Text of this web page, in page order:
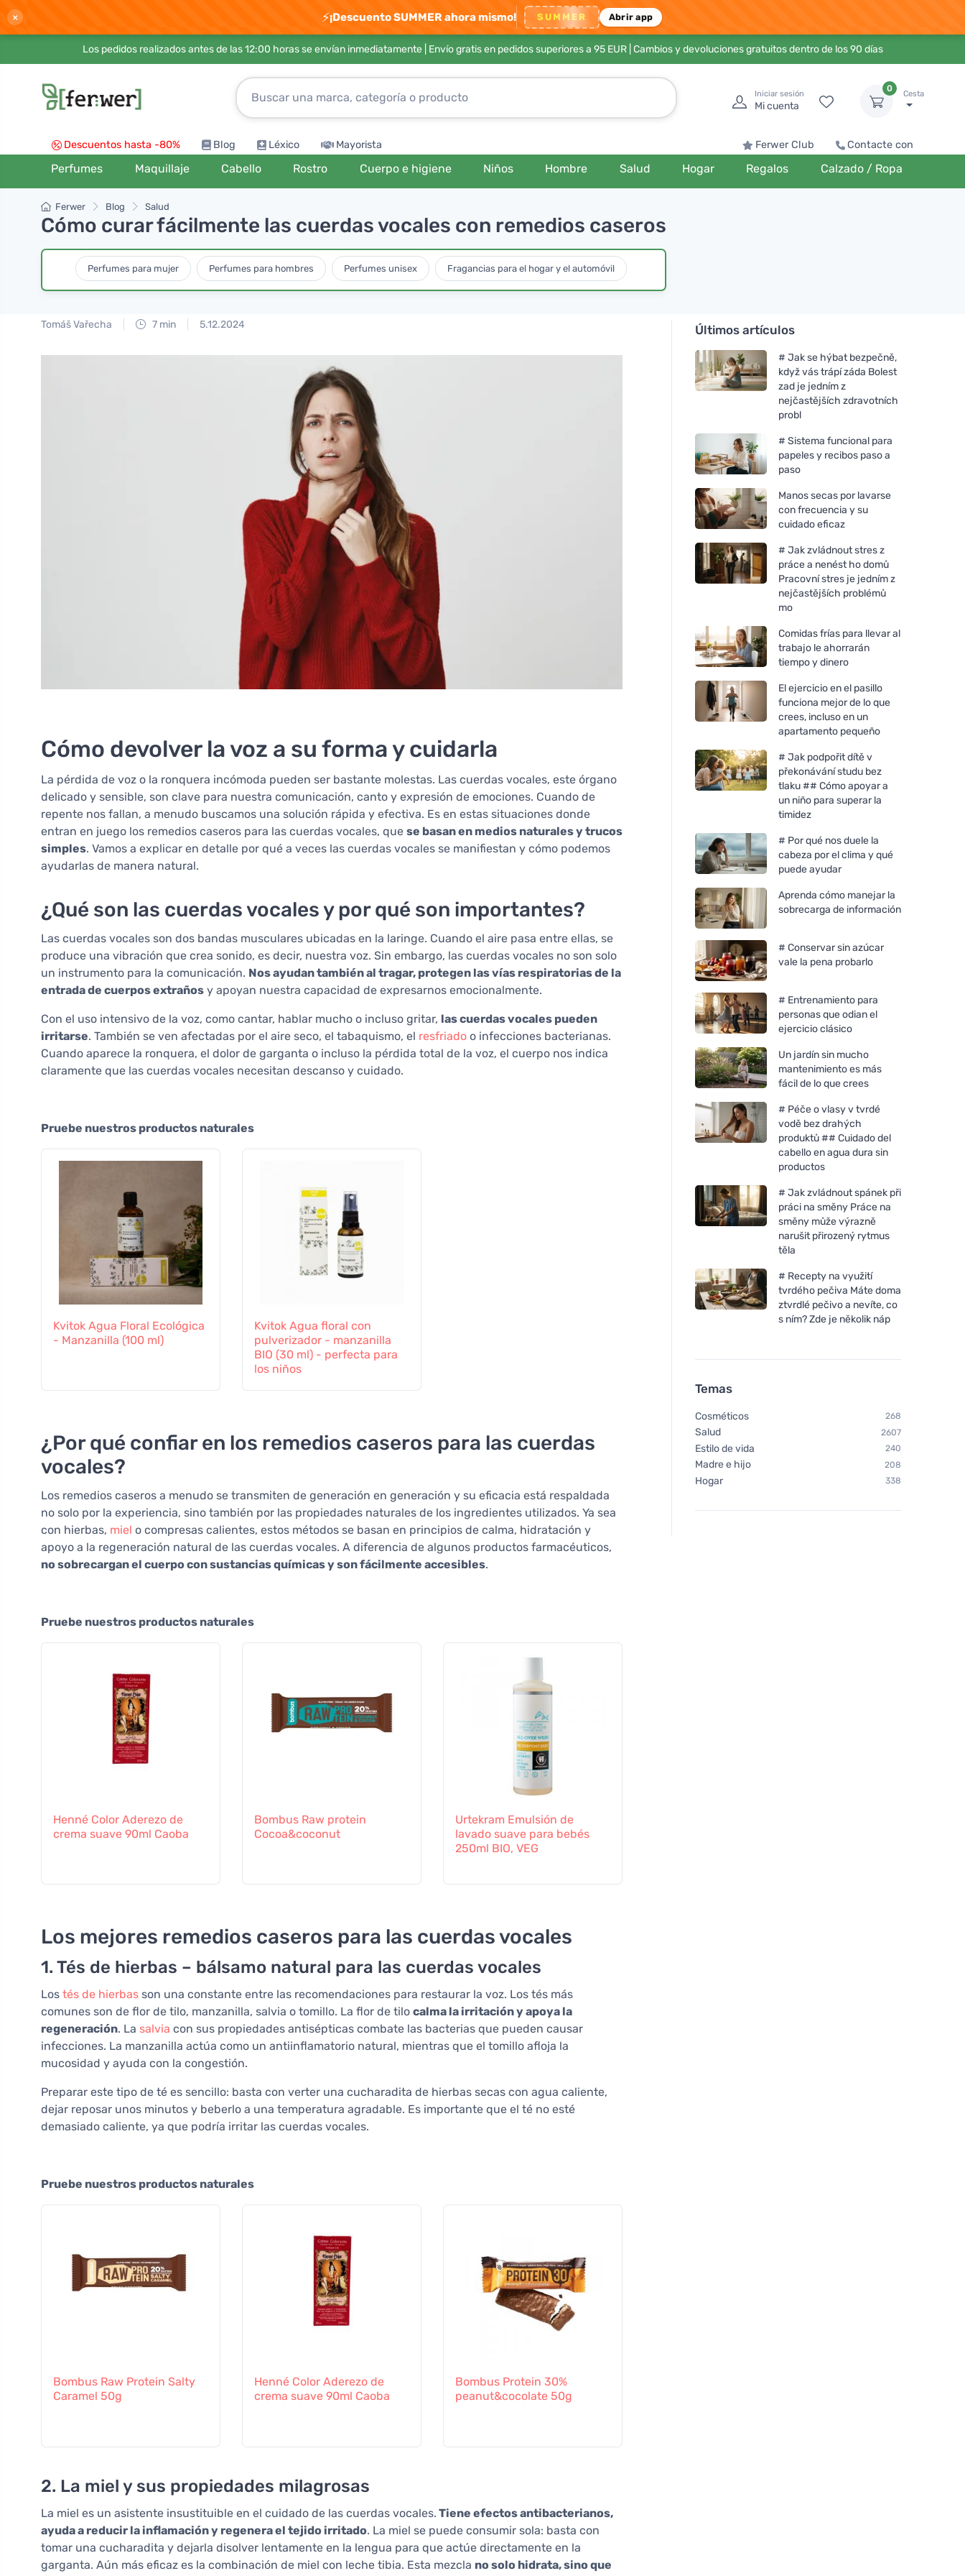
× ⚡¡Descuento SUMMER ahora mismo! SUMMER Abrir app
Los pedidos realizados antes de las 12:00 horas se envían inmediatamente | Envío gratis en pedidos superiores a 95 EUR| Cambios y devoluciones gratuitos dentro de los 90 días
Iniciar sesión
Mi cuenta
0
Cesta
Descuentos hasta -80% Blog Léxico Mayorista Ferwer Club Contacte con
Perfumes Maquillaje Cabello Rostro Cuerpo e higiene Niños Hombre Salud Hogar Regalos Calzado / Ropa
Ferwer Blog Salud
Cómo curar fácilmente las cuerdas vocales con remedios caseros
Perfumes para mujer Perfumes para hombres Perfumes unisex Fragancias para el hogar y el automóvil
Tomáš Vařecha 7 min 5.12.2024
Cómo devolver la voz a su forma y cuidarla
La pérdida de voz o la ronquera incómoda pueden ser bastante molestas. Las cuerdas vocales, este órgano
delicado y sensible, son clave para nuestra comunicación, canto y expresión de emociones. Cuando de
repente nos fallan, a menudo buscamos una solución rápida y efectiva. Es en estas situaciones donde
entran en juego los remedios caseros para las cuerdas vocales, que se basan en medios naturales y trucos
simples. Vamos a explicar en detalle por qué a veces las cuerdas vocales se manifiestan y cómo podemos
ayudarlas de manera natural.
¿Qué son las cuerdas vocales y por qué son importantes?
Las cuerdas vocales son dos bandas musculares ubicadas en la laringe. Cuando el aire pasa entre ellas, se
produce una vibración que crea sonido, es decir, nuestra voz. Sin embargo, las cuerdas vocales no son solo
un instrumento para la comunicación. Nos ayudan también al tragar, protegen las vías respiratorias de la
entrada de cuerpos extraños y apoyan nuestra capacidad de expresarnos emocionalmente.
Con el uso intensivo de la voz, como cantar, hablar mucho o incluso gritar, las cuerdas vocales pueden
irritarse. También se ven afectadas por el aire seco, el tabaquismo, el resfriado o infecciones bacterianas.
Cuando aparece la ronquera, el dolor de garganta o incluso la pérdida total de la voz, el cuerpo nos indica
claramente que las cuerdas vocales necesitan descanso y cuidado.
Pruebe nuestros productos naturales
Kvitok Agua Floral Ecológica
- Manzanilla (100 ml)
Kvitok Agua floral con
pulverizador - manzanilla
BIO (30 ml) - perfecta para
los niños
¿Por qué confiar en los remedios caseros para las cuerdas
vocales?
Los remedios caseros a menudo se transmiten de generación en generación y su eficacia está respaldada
no solo por la experiencia, sino también por las propiedades naturales de los ingredientes utilizados. Ya sea
con hierbas, miel o compresas calientes, estos métodos se basan en principios de calma, hidratación y
apoyo a la regeneración natural de las cuerdas vocales. A diferencia de algunos productos farmacéuticos,
no sobrecargan el cuerpo con sustancias químicas y son fácilmente accesibles.
Pruebe nuestros productos naturales
Henné Color Aderezo de
crema suave 90ml Caoba
Bombus Raw protein
Cocoa&coconut
Urtekram Emulsión de
lavado suave para bebés
250ml BIO, VEG
Los mejores remedios caseros para las cuerdas vocales
1. Tés de hierbas – bálsamo natural para las cuerdas vocales
Los tés de hierbas son una constante entre las recomendaciones para restaurar la voz. Los tés más
comunes son de flor de tilo, manzanilla, salvia o tomillo. La flor de tilo calma la irritación y apoya la
regeneración. La salvia con sus propiedades antisépticas combate las bacterias que pueden causar
infecciones. La manzanilla actúa como un antiinflamatorio natural, mientras que el tomillo afloja la
mucosidad y ayuda con la congestión.
Preparar este tipo de té es sencillo: basta con verter una cucharadita de hierbas secas con agua caliente,
dejar reposar unos minutos y beberlo a una temperatura agradable. Es importante que el té no esté
demasiado caliente, ya que podría irritar las cuerdas vocales.
Pruebe nuestros productos naturales
Bombus Raw Protein Salty
Caramel 50g
Henné Color Aderezo de
crema suave 90ml Caoba
Bombus Protein 30%
peanut&cocolate 50g
2. La miel y sus propiedades milagrosas
La miel es un asistente insustituible en el cuidado de las cuerdas vocales. Tiene efectos antibacterianos,
ayuda a reducir la inflamación y regenera el tejido irritado. La miel se puede consumir sola: basta con
tomar una cucharadita y dejarla disolver lentamente en la lengua para que actúe directamente en la
garganta. Aún más eficaz es la combinación de miel con leche tibia. Esta mezcla no solo hidrata, sino que
Últimos artículos
# Jak se hýbat bezpečně,
když vás trápí záda Bolest
zad je jedním z
nejčastějších zdravotních
probl
# Sistema funcional para
papeles y recibos paso a
paso
Manos secas por lavarse
con frecuencia y su
cuidado eficaz
# Jak zvládnout stres z
práce a nenést ho domů
Pracovní stres je jedním z
nejčastějších problémů
mo
Comidas frías para llevar al
trabajo le ahorrarán
tiempo y dinero
El ejercicio en el pasillo
funciona mejor de lo que
crees, incluso en un
apartamento pequeño
# Jak podpořit dítě v
překonávání studu bez
tlaku ## Cómo apoyar a
un niño para superar la
timidez
# Por qué nos duele la
cabeza por el clima y qué
puede ayudar
Aprenda cómo manejar la
sobrecarga de información
# Conservar sin azúcar
vale la pena probarlo
# Entrenamiento para
personas que odian el
ejercicio clásico
Un jardín sin mucho
mantenimiento es más
fácil de lo que crees
# Péče o vlasy v tvrdé
vodě bez drahých
produktů ## Cuidado del
cabello en agua dura sin
productos
# Jak zvládnout spánek při
práci na směny Práce na
směny může výrazně
narušit přirozený rytmus
těla
# Recepty na využití
tvrdého pečiva Máte doma
ztvrdlé pečivo a nevíte, co
s ním? Zde je několik náp
Temas
Cosméticos 268
Salud 2607
Estilo de vida 240
Madre e hijo 208
Hogar 338